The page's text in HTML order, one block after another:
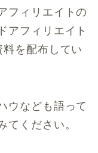
フィリエイトの
アフィリエイト
を配布してい
ウなども語って
てください。